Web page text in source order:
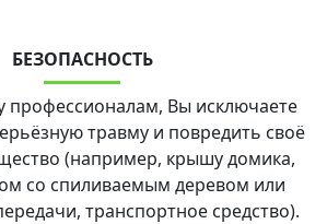
БЕЗОПАСНОСТЬ
профессионалам, Вы исключаете
травму и повредить своё
(например, крышу домика,
со спиливаемым деревом или
транспортное средство).